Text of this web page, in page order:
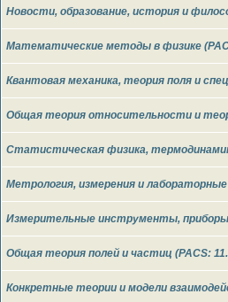
Новости, образование, история и
Математические методы в физике
Квантовая механика, теория поля и
Общая теория относительности и
Статистическая физика,
Метрология, измерения и
Измерительные инструменты, приборы
Общая теория полей и частиц (PACS:
Конкретные теории и модели